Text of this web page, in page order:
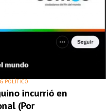
POLÍTICO
incurrió en
(Por